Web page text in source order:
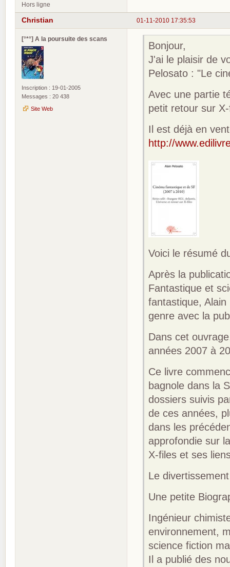
Hors ligne
01-11-2010 17:35:53
Christian
[°*°] A la poursuite des scans
Inscription : 19-01-2005
Messages : 20 438
Site Web
Bonjour,
J'ai le plaisir de
Pelosato : "Le
Avec une partie
petit retour sur
Il est déjà en
http://
Voici le résumé
Après la
Fantastique et
fantastique,
genre avec la
Dans cet
années 2007 à
Ce livre
bagnole dans la
dossiers suivis
de ces années,
dans les
approfondie sur
X-files et ses
Le
Une petite
Ingénieur
environnement,
science fiction
Il a publié des